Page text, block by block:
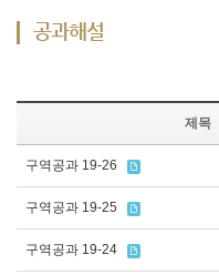
공과해설
제목
구역공과 19-26
구역공과 19-25
구역공과 19-24